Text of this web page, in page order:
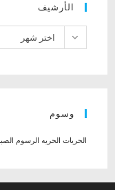
الأرشيف
الأرشيفاختر شهر
وسوم
الحريات الحريه الرسوم